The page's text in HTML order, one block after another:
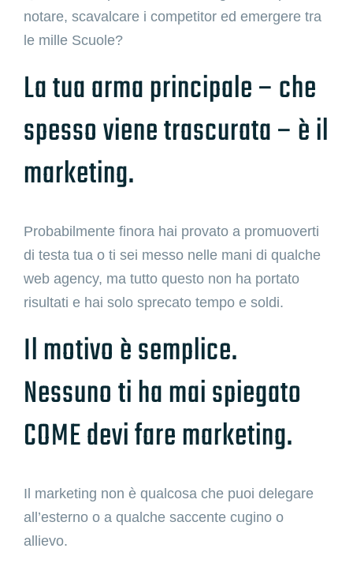
notare, scavalcare i competitor ed emergere tra
le mille Scuole?
La tua arma principale – che
spesso viene trascurata – è il
marketing.
Probabilmente finora hai provato a promuoverti
di testa tua o ti sei messo nelle mani di qualche
web agency, ma tutto questo non ha portato
risultati e hai solo sprecato tempo e soldi.
Il motivo è semplice.
Nessuno ti ha mai spiegato
COME devi fare marketing.
Il marketing non è qualcosa che puoi delegare
all’esterno o a qualche saccente cugino o
allievo.